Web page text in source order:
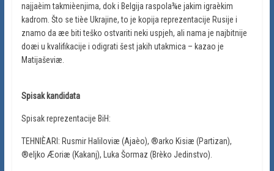
najjaèim takmièenjima, dok i Belgija raspola¾e jakim igraèkim
kadrom. Što se tièe Ukrajine, to je kopija reprezentacije Rusije i
znamo da æe biti teško ostvariti neki uspjeh, ali nama je najbitnije
doæi u kvalifikacije i odigrati šest jakih utakmica – kazao je
Matijaševiæ.
Spisak kandidata
Spisak reprezentacije BiH:
TEHNIÈARI: Rusmir Haliloviæ (Ajaèo), ®arko Kisiæ (Partizan),
®eljko Æoriæ (Kakanj), Luka Šormaz (Brèko Jedinstvo).